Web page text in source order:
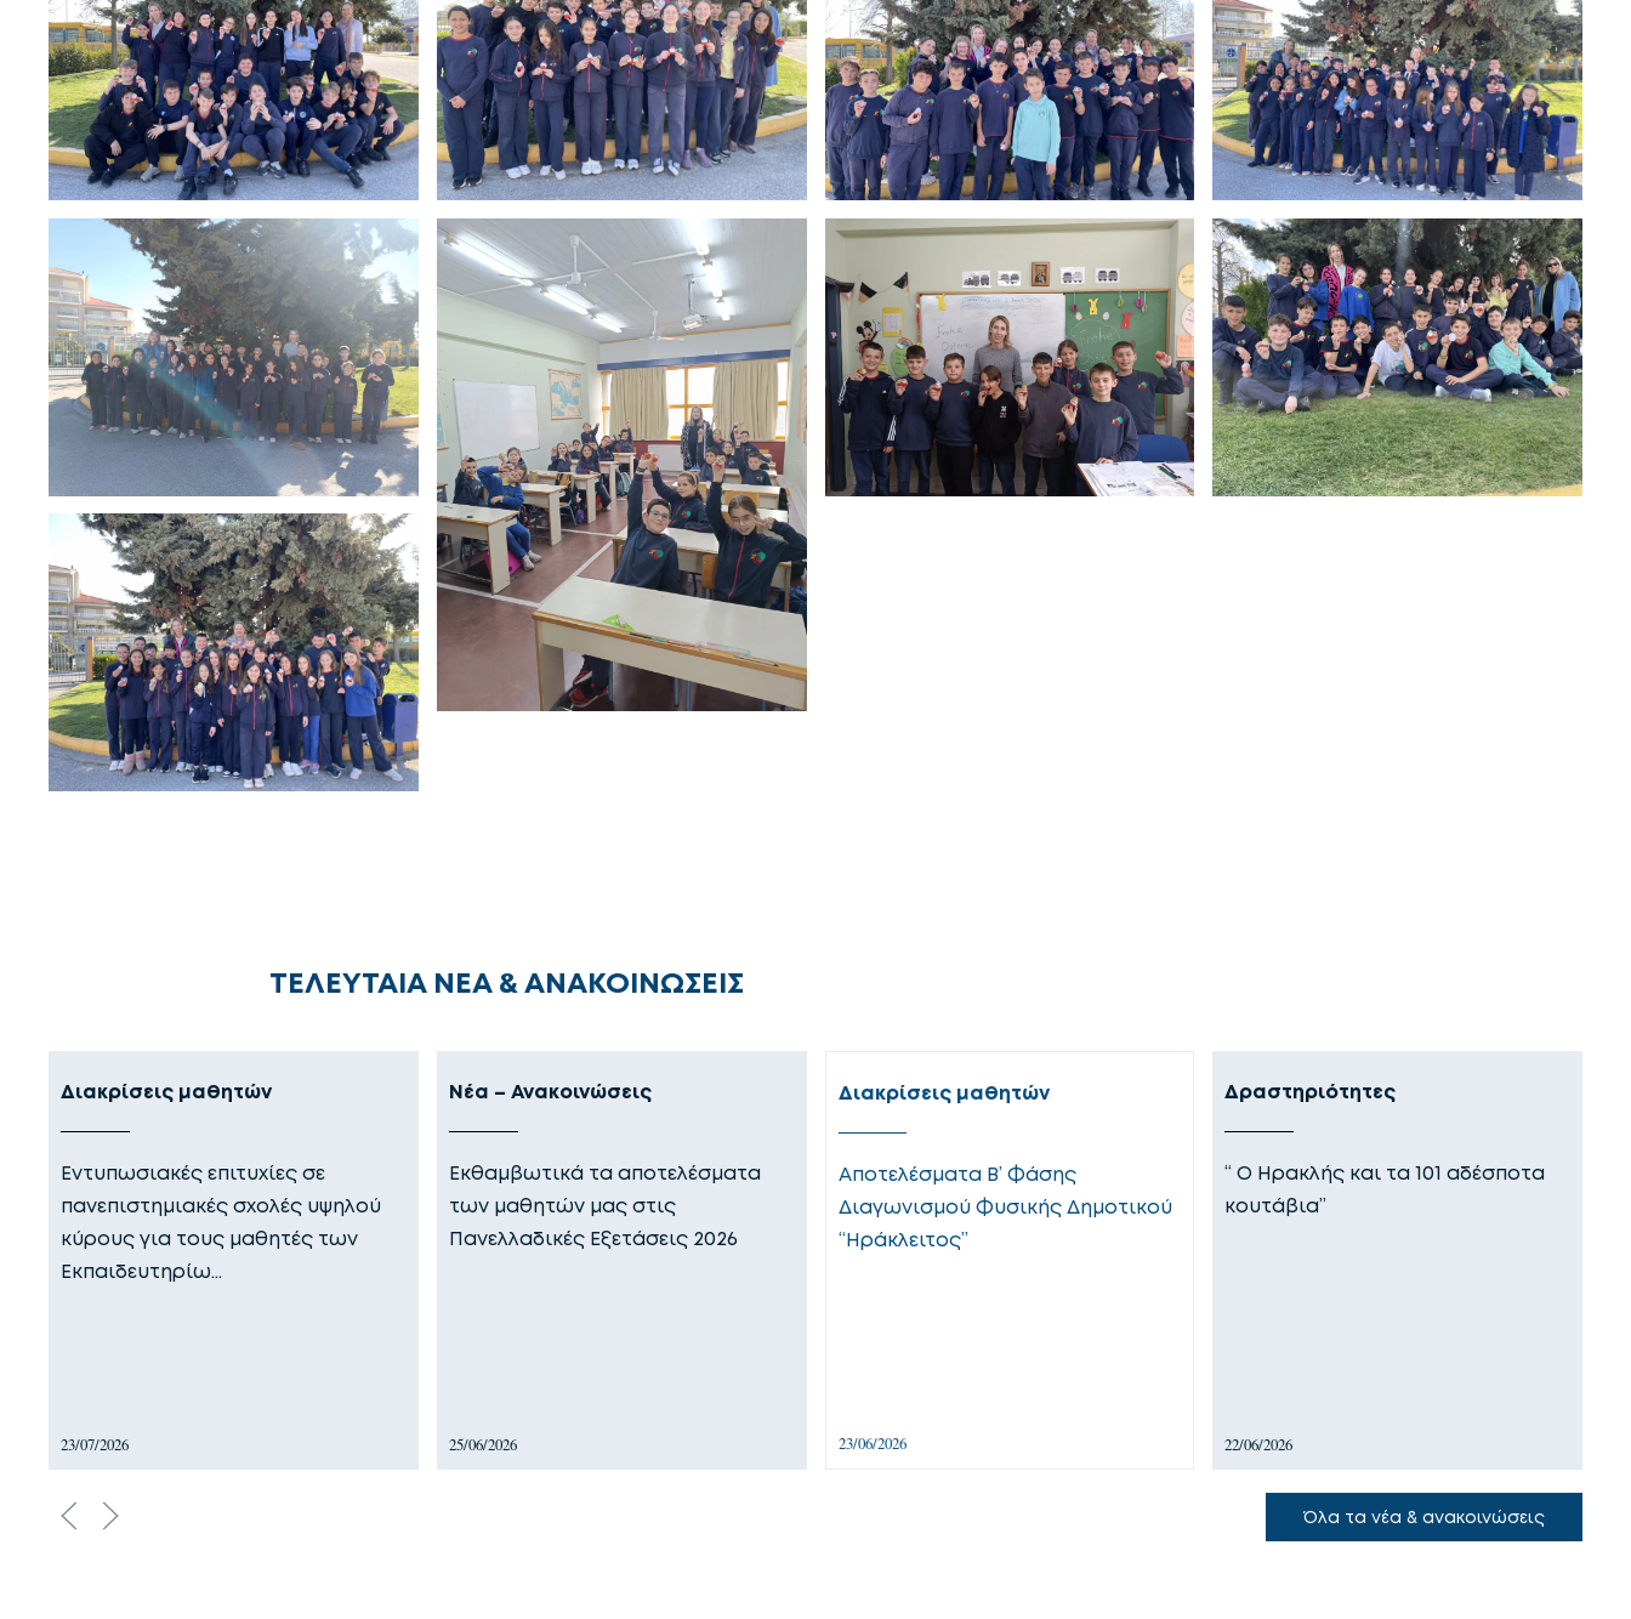
ΤΕΛΕΥΤΑΙΑ ΝΕΑ & ΑΝΑΚΟΙΝΩΣΕΙΣ
Διακρίσεις μαθητών
Εντυπωσιακές επιτυχίες σε
πανεπιστημιακές σχολές υψηλού
κύρους για τους μαθητές των
Εκπαιδευτηρίω…
23/07/2026
Νέα – Ανακοινώσεις
Εκθαμβωτικά τα αποτελέσματα
των μαθητών μας στις
Πανελλαδικές Εξετάσεις 2026
25/06/2026
Διακρίσεις μαθητών
Αποτελέσματα Β’ Φάσης
Διαγωνισμού Φυσικής Δημοτικού
“Ηράκλειτος”
23/06/2026
Δραστηριότητες
“ Ο Ηρακλής και τα 101 αδέσποτα
κουτάβια”
22/06/2026
Όλα τα νέα & ανακοινώσεις